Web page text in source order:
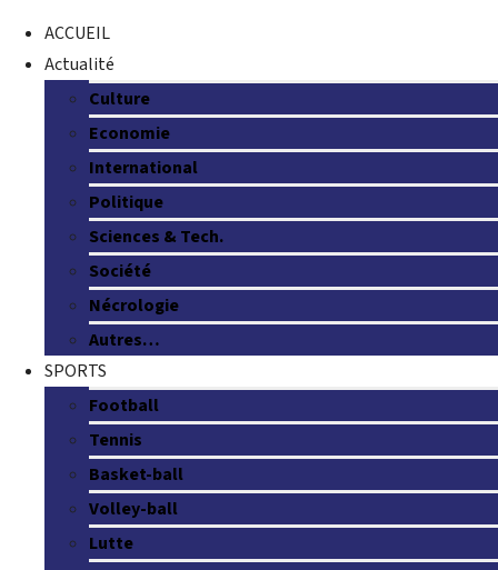
ACCUEIL
Actualité
Culture
Economie
International
Politique
Sciences & Tech.
Société
Nécrologie
Autres…
SPORTS
Football
Tennis
Basket-ball
Volley-ball
Lutte